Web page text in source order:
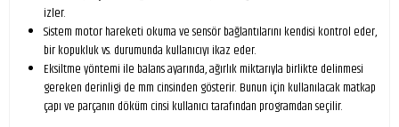
izler.
Sistem motor hareketi okuma ve sensör bağlantılarını kendisi kontrol eder,
bir kopukluk vs. durumunda kullanıcıyı ikaz eder.
Eksiltme yöntemi ile balans ayarında, ağırlık miktarıyla birlikte delinmesi
gereken derinligi de mm cinsinden gösterir. Bunun için kullanılacak matkap
çapı ve parçanın döküm cinsi kullanıcı tarafından programdan seçilir.